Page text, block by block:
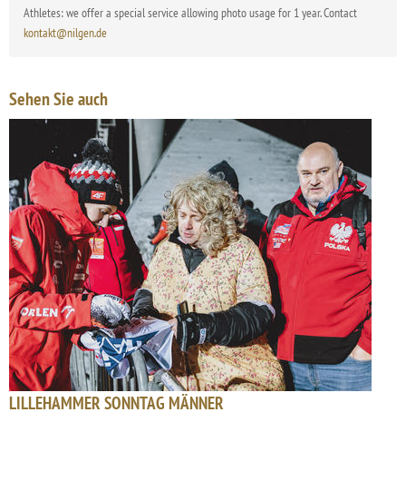
Athletes: we offer a special service allowing photo usage for 1 year. Contact
kontakt@nilgen.de
Sehen Sie auch
LILLEHAMMER SONNTAG MÄNNER